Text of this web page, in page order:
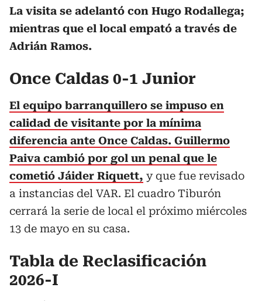
La visita se adelantó con Hugo Rodallega;
mientras que el local empató a través de
Adrián Ramos.
Once Caldas 0-1 Junior
El equipo barranquillero se impuso en
calidad de visitante por la mínima
diferencia ante Once Caldas. Guillermo
Paiva cambió por gol un penal que le
cometió Jáider Riquett, y que fue revisado
a instancias del VAR. El cuadro Tiburón
cerrará la serie de local el próximo miércoles
13 de mayo en su casa.
Tabla de Reclasificación
2026-I